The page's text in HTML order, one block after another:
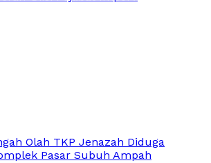
Olah TKP Jenazah Diduga
Pasar Subuh Ampah